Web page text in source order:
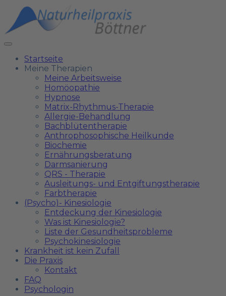
Startseite
Meine Therapien
Meine Arbeitsweise
Homöopathie
Hypnose
Matrix-Rhythmus-Therapie
Allergie-Behandlung
Bachblütentherapie
Anthrophosophische Heilkunde
Biochemie
Ernährungsberatung
Darmsanierung
QRS - Therapie
Ausleitungs- und Entgiftungstherapie
Farbtherapie
(Psycho)- Kinesiologie
Entdeckung der Kinesiologie
Was ist Kinesiologie?
Liste der Gesundheitsprobleme
Psychokinesiologie
Krankheit ist kein Zufall
Die Praxis
Kontakt
FAQ
Psychologin